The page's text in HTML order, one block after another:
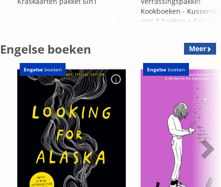
Kookboeken -
met 3 boeken + Cadeau
Engelse boeken Meer
Engelse boeken Engelse boeken